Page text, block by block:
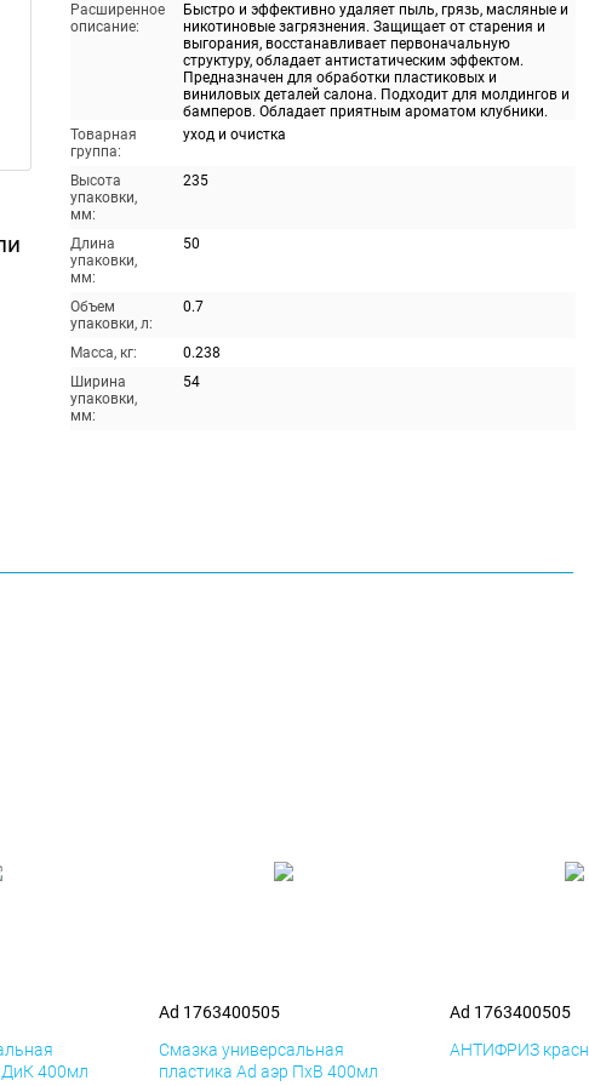
Расширенное
описание:
Быстро и эффективно удаляет пыль, грязь, масляные и
никотиновые загрязнения. Защищает от старения и
выгорания, восстанавливает первоначальную
структуру, обладает антистатическим эффектом.
Предназначен для обработки пластиковых и
виниловых деталей салона. Подходит для молдингов и
бамперов. Обладает приятным ароматом клубники.
Товарная
группа:
уход и очистка
Высота
упаковки,
мм:
235
Длина
упаковки,
мм:
50
Объем
упаковки, л:
0.7
Масса, кг:
0.238
Ширина
упаковки,
мм:
54
ДиК 400мл
Ad 1763400505
Смазка универсальная
пластика Ad аэр ПхВ 400мл
Ad 1763400505
АНТИФРИЗ